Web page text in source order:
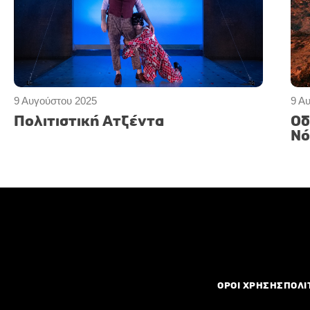
9 Αυγούστου 2025
Πολιτιστική Ατζέντα
9
ΟΡΟΙ ΧΡΗΣΗΣ